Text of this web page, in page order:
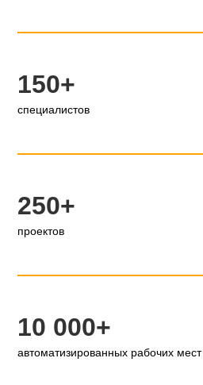
150+
специалистов
250+
проектов
10 000+
автоматизированных рабочих мест